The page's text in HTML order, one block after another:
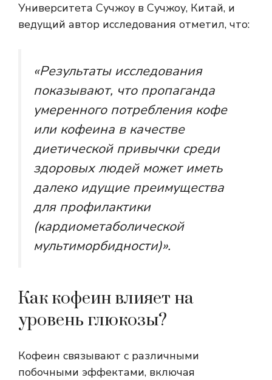
Университета Сучжоу в Сучжоу, Китай, и
ведущий автор исследования отметил, что:
«Результаты исследования
показывают, что пропаганда
умеренного потребления кофе
или кофеина в качестве
диетической привычки среди
здоровых людей может иметь
далеко идущие преимущества
для профилактики
(кардиометаболической
мультиморбидности)».
Как кофеин влияет на
уровень глюкозы?
Кофеин связывают с различными
побочными эффектами, включая